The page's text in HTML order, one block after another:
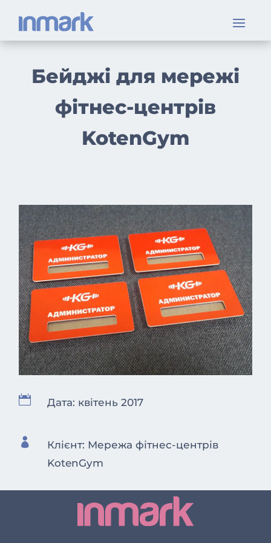
Бейджі для мережі
фітнес-центрів
KotenGym
 Дата: квітень 2017

Клієнт: Мережа фітнес-центрів
KotenGym